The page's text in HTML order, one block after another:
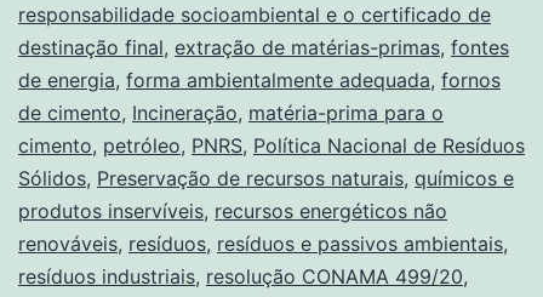
responsabilidade socioambiental e o certificado de
destinação final, extração de matérias-primas, fontes
de energia, forma ambientalmente adequada, fornos
de cimento, Incineração, matéria-prima para o
cimento, petróleo, PNRS, Política Nacional de Resíduos
Sólidos, Preservação de recursos naturais, químicos e
produtos inservíveis, recursos energéticos não
renováveis, resíduos, resíduos e passivos ambientais,
resíduos industriais, resolução CONAMA 499/20,